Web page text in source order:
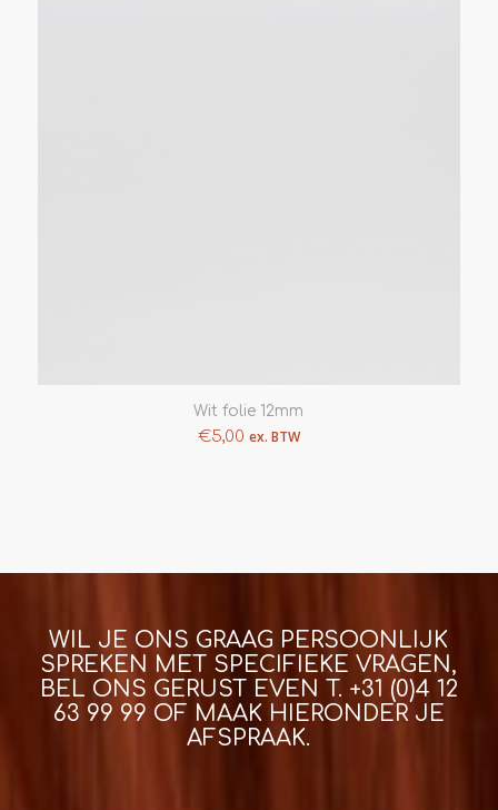
Wit folie 12mm
€5,00 ex. BTW
WIL JE ONS GRAAG PERSOONLIJK
SPREKEN MET SPECIFIEKE VRAGEN,
BEL ONS GERUST EVEN T. +31 (0)4 12
63 99 99 OF MAAK HIERONDER JE
AFSPRAAK.